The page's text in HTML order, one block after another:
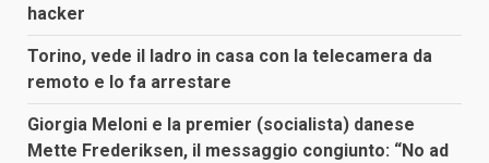
hacker
Torino, vede il ladro in casa con la telecamera da
remoto e lo fa arrestare
Giorgia Meloni e la premier (socialista) danese
Mette Frederiksen, il messaggio congiunto: “No ad